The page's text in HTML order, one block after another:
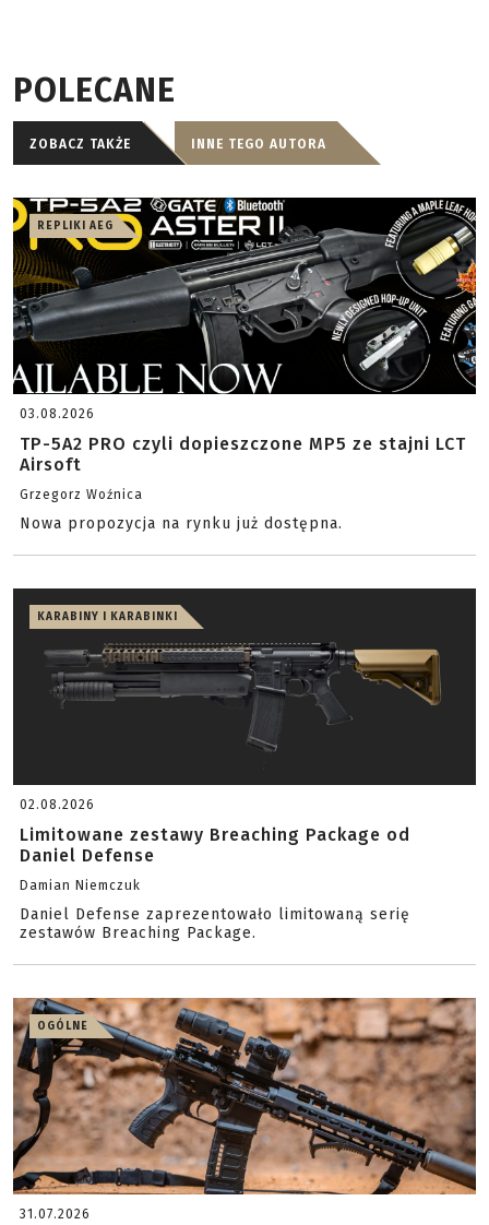
POLECANE
ZOBACZ TAKŻE INNE TEGO AUTORA
REPLIKI AEG
03.08.2026
TP-5A2 PRO czyli dopieszczone MP5 ze stajni LCT
Airsoft
Grzegorz Woźnica
Nowa propozycja na rynku już dostępna.
KARABINY I KARABINKI
02.08.2026
Limitowane zestawy Breaching Package od
Daniel Defense
Damian Niemczuk
Daniel Defense zaprezentowało limitowaną serię
zestawów Breaching Package.
OGÓLNE
31.07.2026